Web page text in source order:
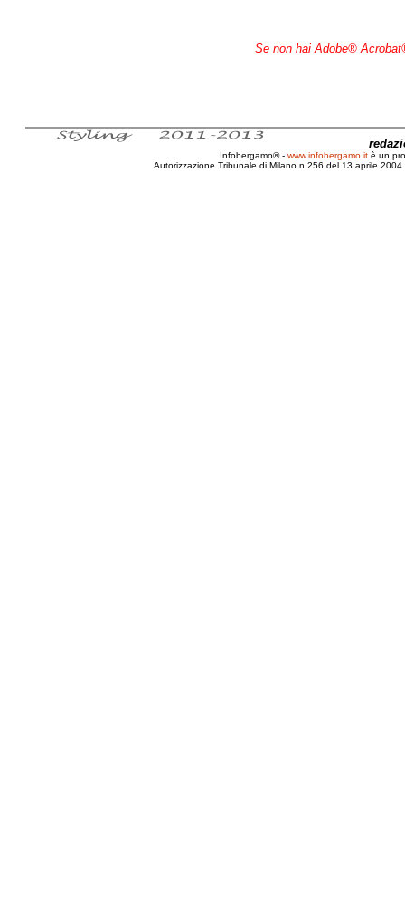
Se non hai Adobe®
Infobergamo® - www.infobergamo.it è un
Autorizzazione Tribunale di Milano n.256 del 13 aprile